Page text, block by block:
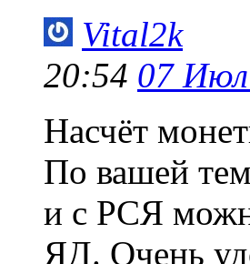
Vital2k
20:54 07
Насчёт
По вашей
и с РСЯ
ЯД. Очень